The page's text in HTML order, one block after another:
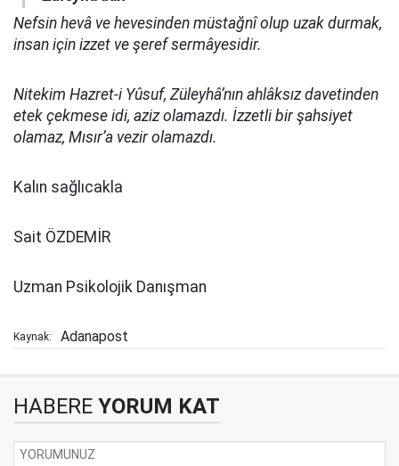
Nefsin hevâ ve hevesinden müstağnî olup uzak durmak,
insan için izzet ve şeref sermâyesidir.
Nitekim Hazret-i Yûsuf, Züleyhâ’nın ahlâksız davetinden
etek çekmese idi, aziz olamazdı. İzzetli bir şahsiyet
olamaz, Mısır’a vezir olamazdı.
Kalın sağlıcakla
Sait ÖZDEMİR
Uzman Psikolojik Danışman
Kaynak: Adanapost
HABERE YORUM KAT